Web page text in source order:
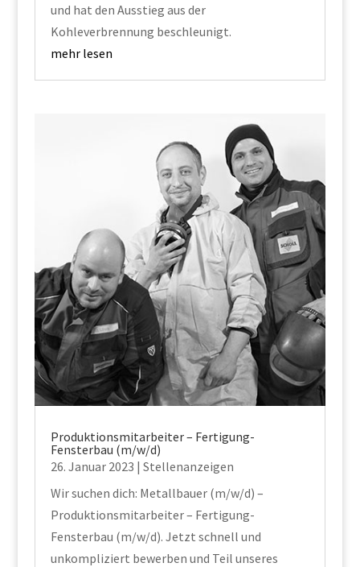
und hat den Ausstieg aus der
Kohleverbrennung beschleunigt.
mehr lesen
Produktionsmitarbeiter – Fertigung-
Fensterbau (m/w/d)
26. Januar 2023 | Stellenanzeigen
Wir suchen dich: Metallbauer (m/w/d) –
Produktionsmitarbeiter – Fertigung-
Fensterbau (m/w/d). Jetzt schnell und
unkompliziert bewerben und Teil unseres